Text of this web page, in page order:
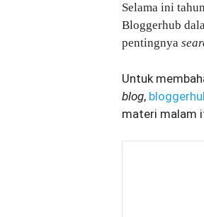
Selama ini
Bloggerhub
pentingnya
Untuk
blog,
materi malam